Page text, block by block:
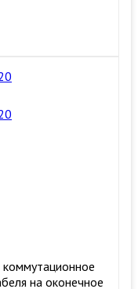
на оконечное